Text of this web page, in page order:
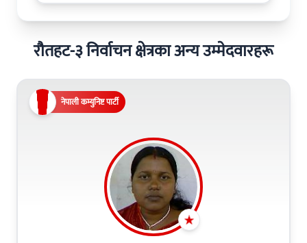
रौतहट-३ निर्वाचन क्षेत्रका अन्य उम्मेदवारहरू
नेपाली कम्युनिष्ट पार्टी